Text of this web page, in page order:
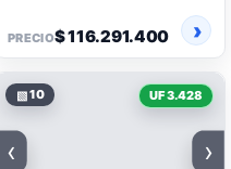
PRECIO$ 116.291.400
▧10 UF 3.428
‹ ›